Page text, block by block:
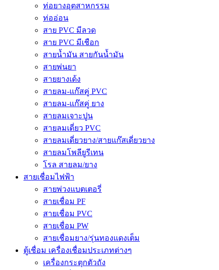
ท่อยางอุตสาหกรรม
ท่ออ่อน
สาย PVC มีลวด
สาย PVC มีเชือก
สายน้ำมัน สายกันน้ำมัน
สายพ่นยา
สายยางเด้ง
สายลม-แก๊สคู่ PVC
สายลม-แก๊สคู่ ยาง
สายลมเจาะปูน
สายลมเดี่ยว PVC
สายลมเดี่ยวยาง/สายแก๊สเดี่ยวยาง
สายลมโพลียูรีเทน
โรล สายลม/ยาง
สายเชื่อมไฟฟ้า
สายพ่วงแบตเตอรี่
สายเชื่อม PF
สายเชื่อม PVC
สายเชื่อม PW
สายเชื่อมยาง/รุ่นทองแดงเต็ม
ตู้เชื่อม เครื่องเชื่อมประเภทต่างๆ
เครื่องกระตุกตัวถัง